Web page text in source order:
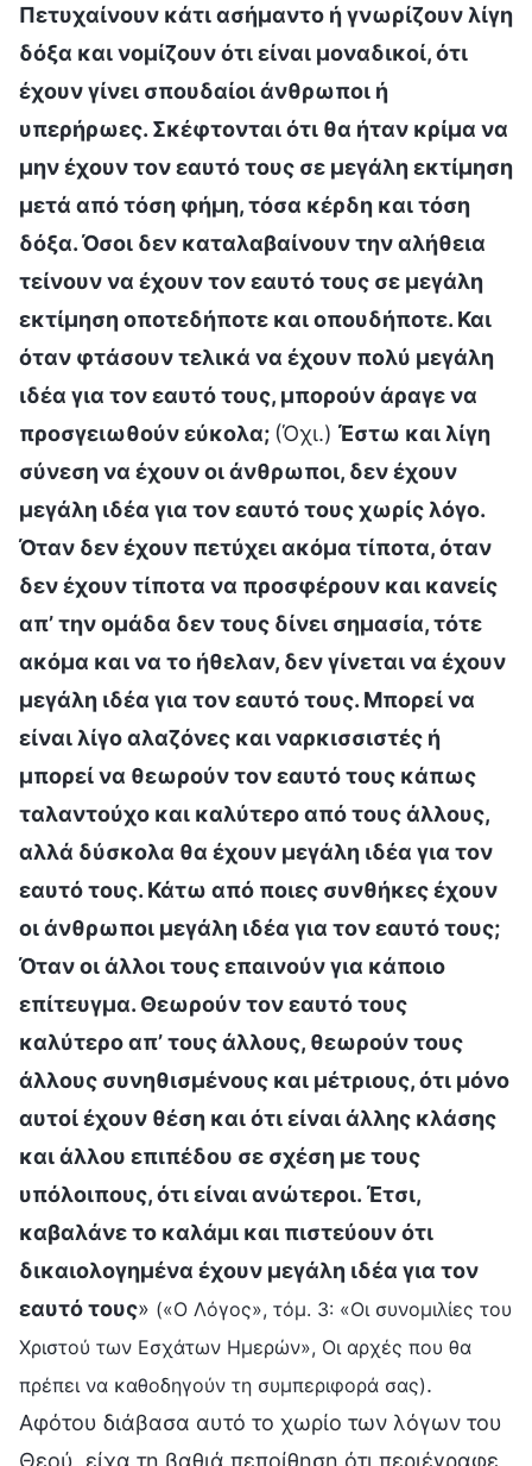
Πετυχαίνουν κάτι ασήμαντο ή γνωρίζουν λίγη
δόξα και νομίζουν ότι είναι μοναδικοί, ότι
έχουν γίνει σπουδαίοι άνθρωποι ή
υπερήρωες. Σκέφτονται ότι θα ήταν κρίμα να
μην έχουν τον εαυτό τους σε μεγάλη εκτίμηση
μετά από τόση φήμη, τόσα κέρδη και τόση
δόξα. Όσοι δεν καταλαβαίνουν την αλήθεια
τείνουν να έχουν τον εαυτό τους σε μεγάλη
εκτίμηση οποτεδήποτε και οπουδήποτε. Και
όταν φτάσουν τελικά να έχουν πολύ μεγάλη
ιδέα για τον εαυτό τους, μπορούν άραγε να
προσγειωθούν εύκολα; (Όχι.) Έστω και λίγη
σύνεση να έχουν οι άνθρωποι, δεν έχουν
μεγάλη ιδέα για τον εαυτό τους χωρίς λόγο.
Όταν δεν έχουν πετύχει ακόμα τίποτα, όταν
δεν έχουν τίποτα να προσφέρουν και κανείς
απ’ την ομάδα δεν τους δίνει σημασία, τότε
ακόμα και να το ήθελαν, δεν γίνεται να έχουν
μεγάλη ιδέα για τον εαυτό τους. Μπορεί να
είναι λίγο αλαζόνες και ναρκισσιστές ή
μπορεί να θεωρούν τον εαυτό τους κάπως
ταλαντούχο και καλύτερο από τους άλλους,
αλλά δύσκολα θα έχουν μεγάλη ιδέα για τον
εαυτό τους. Κάτω από ποιες συνθήκες έχουν
οι άνθρωποι μεγάλη ιδέα για τον εαυτό τους;
Όταν οι άλλοι τους επαινούν για κάποιο
επίτευγμα. Θεωρούν τον εαυτό τους
καλύτερο απ’ τους άλλους, θεωρούν τους
άλλους συνηθισμένους και μέτριους, ότι μόνο
αυτοί έχουν θέση και ότι είναι άλλης κλάσης
και άλλου επιπέδου σε σχέση με τους
υπόλοιπους, ότι είναι ανώτεροι. Έτσι,
καβαλάνε το καλάμι και πιστεύουν ότι
δικαιολογημένα έχουν μεγάλη ιδέα για τον
εαυτό τους» («Ο Λόγος», τόμ. 3: «Οι συνομιλίες του
Χριστού των Εσχάτων Ημερών», Οι αρχές που θα
πρέπει να καθοδηγούν τη συμπεριφορά σας).
Αφότου διάβασα αυτό το χωρίο των λόγων του
Θεού, είχα τη βαθιά πεποίθηση ότι περιέγραφε